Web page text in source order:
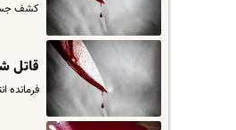
کشف جسد
قاتل شدن پسر
فرمانده